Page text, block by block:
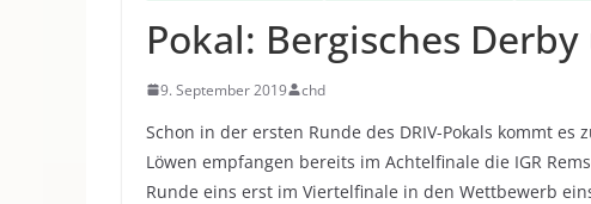
Pokal: Bergisches
9. September 2019 chd
Schon in der ersten Runde des DRIV-Pokals kommt
Löwen empfangen bereits im Achtelfinale die IGR
Runde eins erst im Viertelfinale in den Wettbewerb